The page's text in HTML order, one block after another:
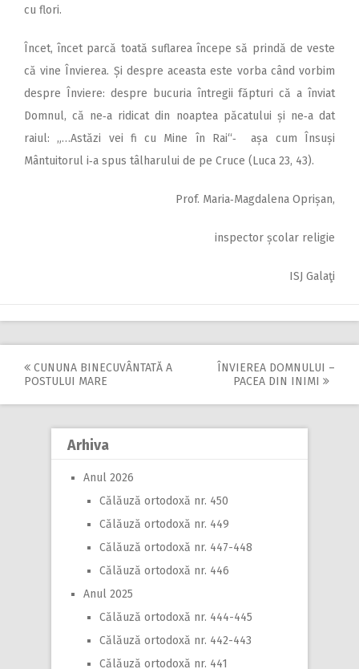
cu flori.
Încet, încet parcă toată suflarea începe să prindă de veste
că vine Învierea. Și despre aceasta este vorba când vorbim
despre Înviere: despre bucuria întregii făpturi că a înviat
Domnul, că ne‑a ridicat din noaptea păcatului și ne‑a dat
raiul: „…Astăzi vei fi cu Mine în Rai“‑ așa cum Însuși
Mântuitorul i‑a spus tâlharului de pe Cruce (Luca 23, 43).
Prof. Maria‑Magdalena Oprișan,
inspector școlar religie
ISJ Galaţi
Post
navigation
CUNUNA BINECUVÂNTATĂ A
POSTULUI MARE
ÎNVIEREA DOMNULUI –
PACEA DIN INIMI
Arhiva
Anul 2026
Călăuză ortodoxă nr. 450
Călăuză ortodoxă nr. 449
Călăuză ortodoxă nr. 447-448
Călăuză ortodoxă nr. 446
Anul 2025
Călăuză ortodoxă nr. 444-445
Călăuză ortodoxă nr. 442-443
Călăuză ortodoxă nr. 441